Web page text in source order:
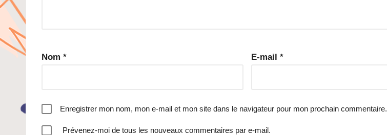
Nom * E-mail *
Enregistrer mon nom, mon e-mail et mon site dans le navigateur pour mon prochain commentaire.
Prévenez-moi de tous les nouveaux commentaires par e-mail.